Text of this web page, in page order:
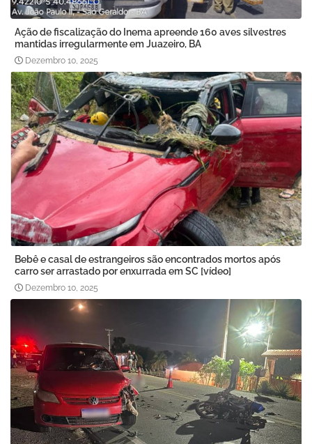
Ação de fiscalização do Inema apreende 160 aves silvestres
mantidas irregularmente em Juazeiro, BA
Dezembro 10, 2025
Bebê e casal de estrangeiros são encontrados mortos após
carro ser arrastado por enxurrada em SC [vídeo]
Dezembro 10, 2025